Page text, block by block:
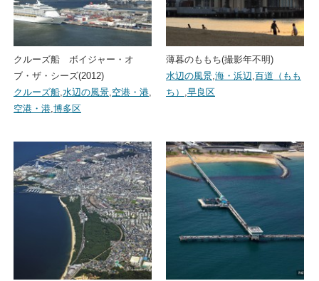
クルーズ船 ボイジャー・オ
ブ・ザ・シーズ(2012)
クルーズ船,水辺の風景,空港・港,
空港・港,博多区
薄暮のももち(撮影年不明)
水辺の風景,海・浜辺,百道（もも
ち） ,早良区